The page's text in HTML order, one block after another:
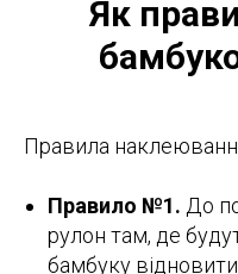
Як
Правила
Правило №1. До
рулон там, де
бамбуку